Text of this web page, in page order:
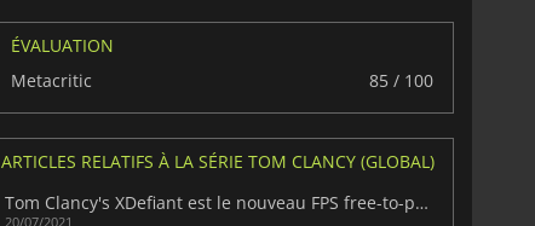
ÉVALUATION
Metacritic
85 / 100
ARTICLES RELATIFS À LA SÉRIE TOM CLANCY (GLOBAL)
Tom Clancy's XDefiant est le nouveau FPS free-to-play d'Ubisoft.
20/07/2021